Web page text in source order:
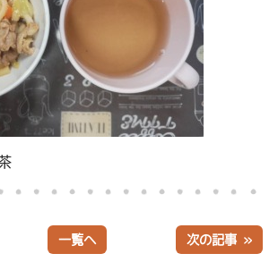
一覧へ 次の記事 »